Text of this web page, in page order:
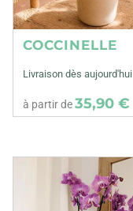
COCCINELLE
Livraison dès aujourd'hui
à partir de35,90 €